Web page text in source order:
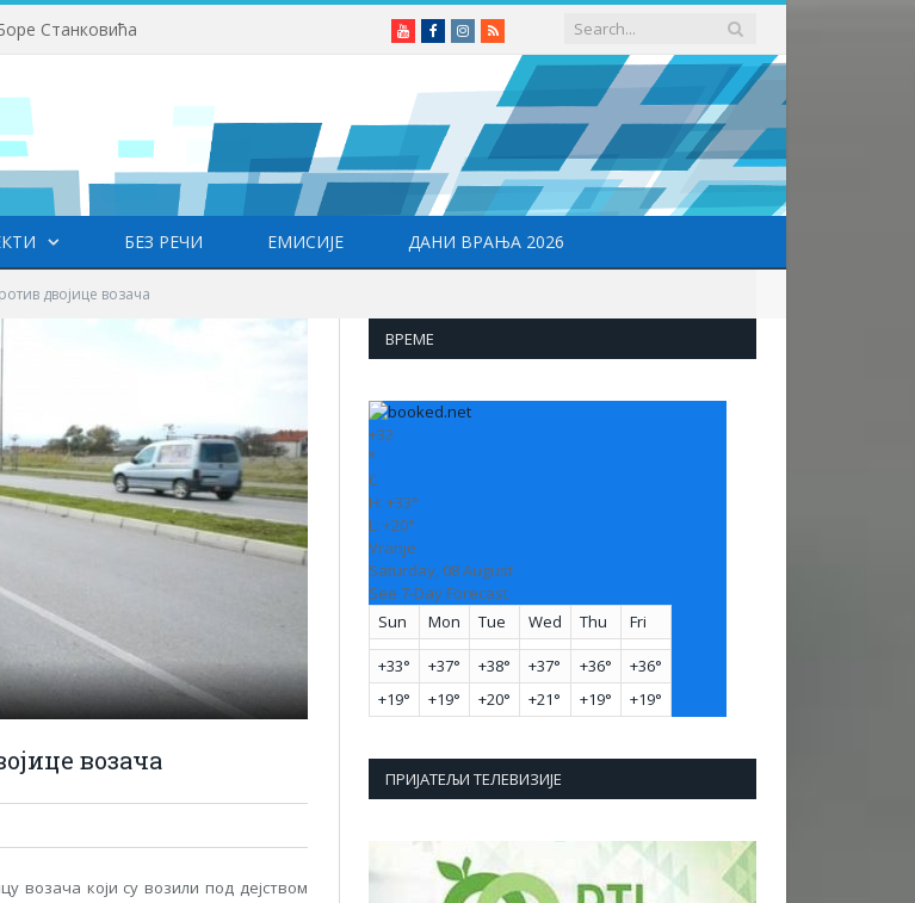
Станковића YoutubeFacebookInstagram
RSS
БЕЗ РЕЧИ ЕМИСИЈЕ ДАНИ ВРАЊА 2026
двојице возача
возача
возача који су возили под дејством
ВРЕМЕ
+32
°
C
H: +33°
L: +20°
Vranje
Saturday, 08 August
See 7-Day Forecast
Sun
Mon Tue Wed Thu Fri
+33° +37° +38° +37° +36° +36°
+19° +19° +20° +21° +19° +19°
ПРИЈАТЕЉИ ТЕЛЕВИЗИЈЕ